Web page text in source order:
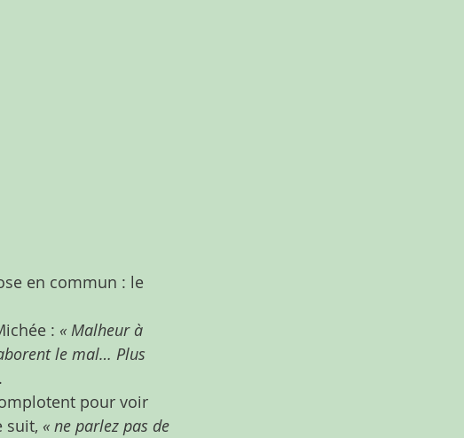
en commun : le
: « Malheur à
le mal… Plus
.
pour voir
suit, « ne parlez pas de